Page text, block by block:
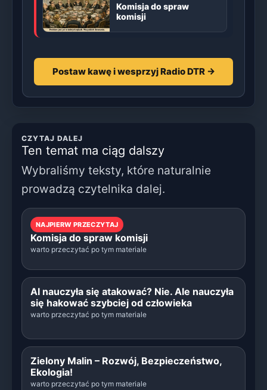
Komisja do spraw
komisji
Postaw kawę i wesprzyj Radio DTR →
CZYTAJ DALEJ
Ten temat ma ciąg dalszy
Wybraliśmy teksty, które naturalnie
prowadzą czytelnika dalej.
NAJPIERW PRZECZYTAJ
Komisja do spraw komisji
warto przeczytać po tym materiale
AI nauczyła się atakować? Nie. Ale nauczyła
się hakować szybciej od człowieka
warto przeczytać po tym materiale
Zielony Malin – Rozwój, Bezpieczeństwo,
Ekologia!
warto przeczytać po tym materiale